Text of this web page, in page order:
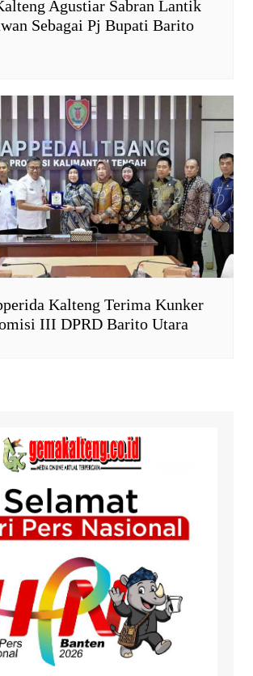
Agustiar Sabran Lantik
Sebagai Pj Bupati Barito
Kalteng Terima Kunker
III DPRD Barito Utara